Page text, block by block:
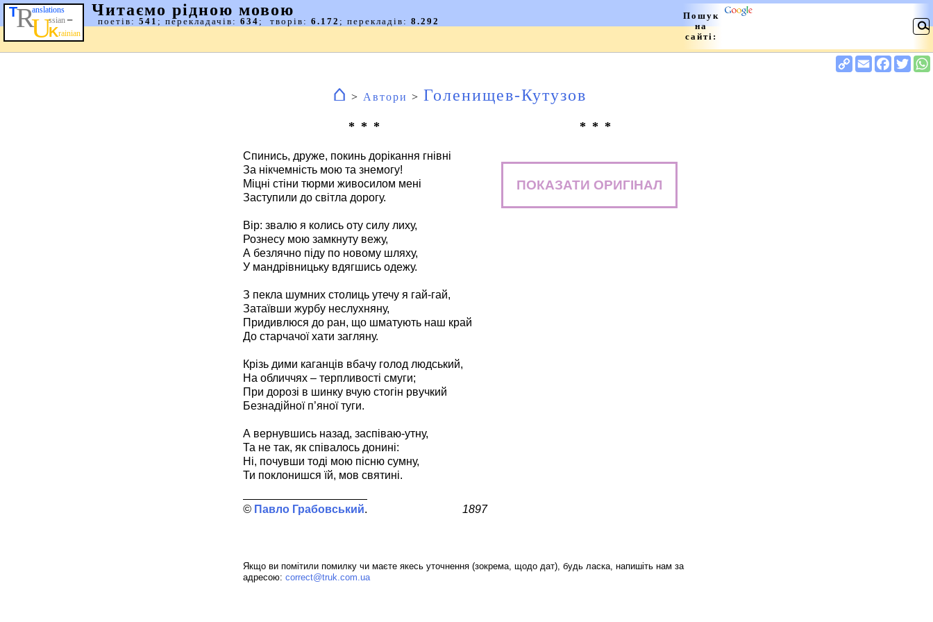
⌂ > Автори > Голенищев-Кутузов
* * *
Спинись, друже, покинь дорікання гнівні
За нікчемність мою та знемогу!
Міцні стіни тюрми живосилом мені
Заступили до світла дорогу.
Вір: звалю я колись оту силу лиху,
Рознесу мою замкнуту вежу,
А безлячно піду по новому шляху,
У мандрівницьку вдягшись одежу.
З пекла шумних столиць утечу я гай-гай,
Затаївши журбу неслухняну,
Придивлюся до ран, що шматують наш край
До старчачої хати загляну.
Крізь дими каганців вбачу голод людський,
На обличчях – терпливості смуги;
При дорозі в шинку вчую стогін рвучкий
Безнадійної п’яної туги.
А вернувшись назад, заспіваю-утну,
Та не так, як співалось донині:
Ні, почувши тоді мою пісню сумну,
Ти поклонишся їй, мов святині.
Павло Грабовський 1897
* * *
ПОКАЗАТИ ОРИГІНАЛ
Якщо ви помітили помилку чи маєте якесь уточнення (зокрема, щодо дат), будь ласка, напишіть нам за
адресою: correct@truk.com.ua